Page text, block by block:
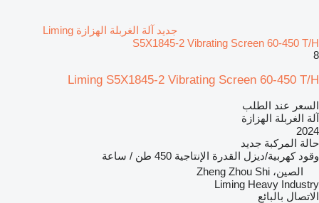
جديد آلة الغربلة الهزازة Liming
S5X1845-2 Vibrating Screen 60-450 T/H
8
Liming S5X1845-2 Vibrating Screen 60-450 T/H
السعر عند الطلب
آلة الغربلة الهزازة
2024
حالة المركبة جديد
وقود كهربية/ديزل القدرة الإنتاجية 450 طن / ساعة
الصين، Zheng Zhou Shi
Liming Heavy Industry
الاتصال بالبائع